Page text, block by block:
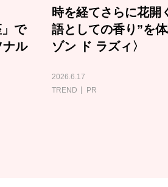
で
ナル
時を経てさらに花開
語としての香り”を
ゾン ド ラズィ〉
2026.6.17
TREND
PR